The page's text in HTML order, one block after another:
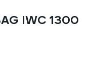
IWC 1300